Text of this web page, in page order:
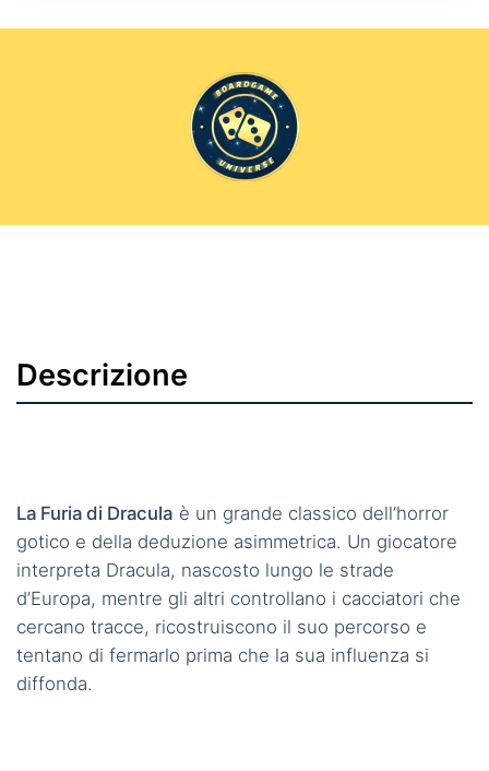
Descrizione
La Furia di Dracula è un grande classico dell’horror
gotico e della deduzione asimmetrica. Un giocatore
interpreta Dracula, nascosto lungo le strade
d’Europa, mentre gli altri controllano i cacciatori che
cercano tracce, ricostruiscono il suo percorso e
tentano di fermarlo prima che la sua influenza si
diffonda.